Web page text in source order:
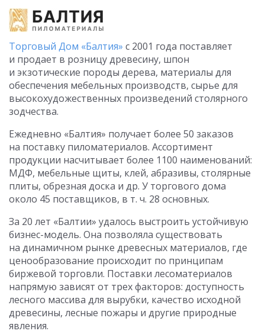
Торговый Дом «Балтия» с 2001 года поставляет
и продает в розницу древесину, шпон
и экзотические породы дерева, материалы для
обеспечения мебельных производств, сырье для
высокохудожественных произведений столярного
зодчества.
Ежедневно «Балтия» получает более 50 заказов
на поставку пиломатериалов. Ассортимент
продукции насчитывает более 1100 наименований:
МДФ, мебельные щиты, клей, абразивы, столярные
плиты, обрезная доска и др. У торгового дома
около 45 поставщиков, в т. ч. 28 основных.
За 20 лет «Балтии» удалось выстроить устойчивую
бизнес-модель. Она позволяла существовать
на динамичном рынке древесных материалов, где
ценообразование происходит по принципам
биржевой торговли. Поставки лесоматериалов
напрямую зависят от трех факторов: доступность
лесного массива для вырубки, качество исходной
древесины, лесные пожары и другие природные
явления.